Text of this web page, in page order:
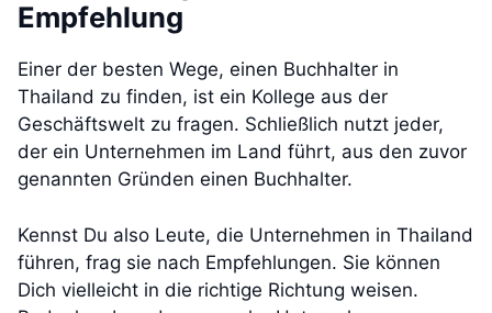
Empfehlung
Einer der besten Wege, einen Buchhalter in
Thailand zu finden, ist ein Kollege aus der
Geschäftswelt zu fragen. Schließlich nutzt jeder,
der ein Unternehmen im Land führt, aus den zuvor
genannten Gründen einen Buchhalter.
Kennst Du also Leute, die Unternehmen in Thailand
führen, frag sie nach Empfehlungen. Sie können
Dich vielleicht in die richtige Richtung weisen.